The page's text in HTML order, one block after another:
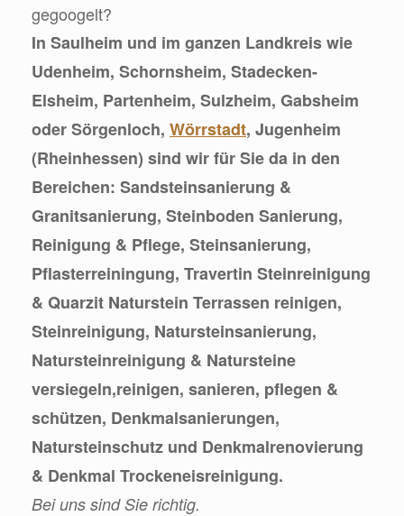
gegoogelt?
In Saulheim und im ganzen Landkreis wie
Udenheim, Schornsheim, Stadecken-
Elsheim, Partenheim, Sulzheim, Gabsheim
oder Sörgenloch, Wörrstadt, Jugenheim
(Rheinhessen) sind wir für Sie da in den
Bereichen: Sandsteinsanierung &
Granitsanierung, Steinboden Sanierung,
Reinigung & Pflege, Steinsanierung,
Pflasterreiningung, Travertin Steinreinigung
& Quarzit Naturstein Terrassen reinigen,
Steinreinigung, Natursteinsanierung,
Natursteinreinigung & Natursteine
versiegeln,reinigen, sanieren, pflegen &
schützen, Denkmalsanierungen,
Natursteinschutz und Denkmalrenovierung
& Denkmal Trockeneisreinigung.
Bei uns sind Sie richtig.